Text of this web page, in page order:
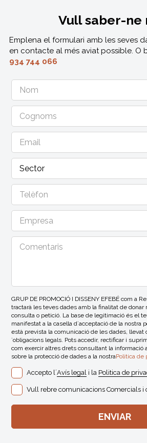
Vull saber-ne
Emplena el formulari amb les seves
en contacte al més aviat possible. O
934 744 066
GRUP DE PROMOCIÓ I DISSENY EFEBÉ com a
tractarà les teves dades amb la finalitat de donar
consulta o petició. La base de legitimació és el
manifestat a la casella d´acceptació de la nostra
està prevista la comunicació de les dades,
´obligacions legals. Pots accedir, rectificar i
com exercir altres drets consultant la informació
sobre la protecció de dades a la nostraPolitica de
Accepto l´Avís legal i la Politica de
Vull rebre comunicacions Comercials i